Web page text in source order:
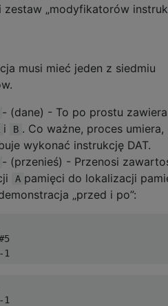
zestaw „modyfikatorów
musi mieć jeden z siedmiu
- (dane) - To po prostu zawiera
i B . Co ważne, proces umiera,
wykonać instrukcję DAT.
- (przenieś) - Przenosi
A pamięci do lokalizacji
„przed i po”:
1